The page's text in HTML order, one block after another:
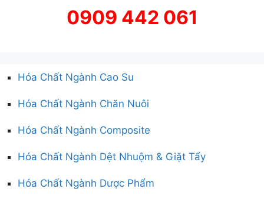
0909 442 061
Hóa Chất Ngành Cao Su
Hóa Chất Ngành Chăn Nuôi
Hóa Chất Ngành Composite
Hóa Chất Ngành Dệt Nhuộm & Giặt Tẩy
Hóa Chất Ngành Dược Phẩm